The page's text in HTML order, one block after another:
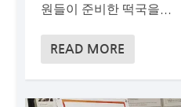
원들이 준비한 떡국을...
READ MORE